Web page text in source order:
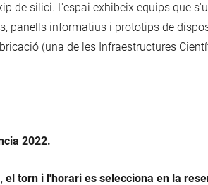
de silici. L'espai exhibeix equips que
informatius i prototips de
(una de les Infraestructures
2022.
el torn i l'horari es selecciona en la